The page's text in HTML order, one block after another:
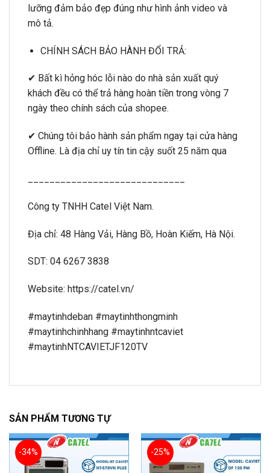
lưỡng đảm bảo đẹp đúng như hình ảnh video và
mô tả.
CHÍNH SÁCH BẢO HÀNH ĐỔI TRẢ:
✔ Bất kì hỏng hóc lỗi nào do nhà sản xuất quý
khách đều có thể trả hàng hoàn tiền trong vòng 7
ngày theo chính sách của shopee.
✔ Chúng tôi bảo hành sản phẩm ngay tại cửa hàng
Offline. Là địa chỉ uy tín tin cậy suốt 25 năm qua
Công ty TNHH Catel Việt Nam.
Địa chỉ: 48 Hàng Vải, Hàng Bồ, Hoàn Kiếm, Hà Nội.
SDT: 04 6267 3838
Website: https://catel.vn/
#maytinhdeban #maytinhthongminh
#maytinhchinhhang #maytinhntcaviet
#maytinhNTCAVIETJF120TV
SẢN PHẨM TƯƠNG TỰ
-34% -25%